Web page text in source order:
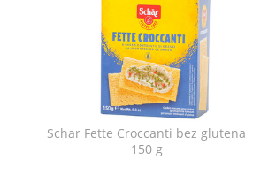
Schar Fette Croccanti bez glutena
150 g